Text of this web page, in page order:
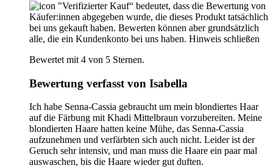
"Verifizierter Kauf“ bedeutet, dass die Bewertung von
Käufer:innen abgegeben wurde, die dieses Produkt tatsächlich
bei uns gekauft haben. Bewerten können aber grundsätzlich
alle, die ein Kundenkonto bei uns haben. Hinweis schließen
Bewertet mit 4 von 5 Sternen.
Bewertung verfasst von Isabella
Ich habe Senna-Cassia gebraucht um mein blondiertes Haar
auf die Färbung mit Khadi Mittelbraun vorzubereiten. Meine
blondierten Haare hatten keine Mühe, das Senna-Cassia
aufzunehmen und verfärbten sich auch nicht. Leider ist der
Geruch sehr intensiv, und man muss die Haare ein paar mal
auswaschen, bis die Haare wieder gut duften.